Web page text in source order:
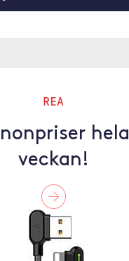
REA
hela
veckan!